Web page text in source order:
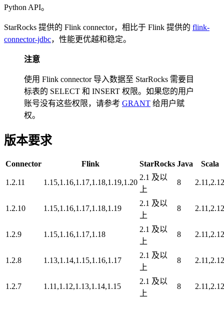
Python API。
StarRocks 提供的 Flink connector，相比于 Flink 提供的 flink-
connector-jdbc，性能更优越和稳定。
注意
使用 Flink connector 导入数据至 StarRocks 需要目
标表的 SELECT 和 INSERT 权限。如果您的用户
账号没有这些权限，请参考 GRANT 给用户赋
权。
版本要求
Connector Flink StarRocks Java Scala
1.2.11 1.15,1.16,1.17,1.18,1.19,1.20
2.1 及以
上
8 2.11,2.12
1.2.10 1.15,1.16,1.17,1.18,1.19
2.1 及以
上
8 2.11,2.12
1.2.9 1.15,1.16,1.17,1.18
2.1 及以
上
8 2.11,2.12
1.2.8 1.13,1.14,1.15,1.16,1.17
2.1 及以
上
8 2.11,2.12
1.2.7 1.11,1.12,1.13,1.14,1.15
2.1 及以
上
8 2.11,2.12